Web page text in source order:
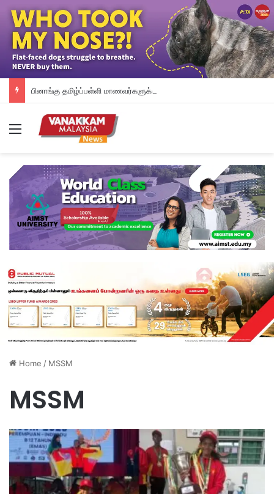
Menu
Home / MSSM
MSSM